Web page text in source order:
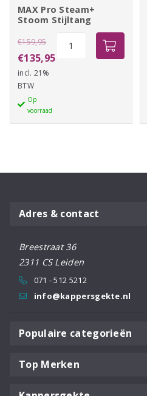
MAX Pro Steam+
Stoom Stijltang
€159,95
Oorspronkelijke
prijs
was:
€135,95Huidige
incl. 21%
BTW
Op
voorraad
Adres & contact
Breestraat 36
2311 CS Leiden
071 - 512 5212
info@kappersgekte.nl
Populaire categorieën
Top Merken